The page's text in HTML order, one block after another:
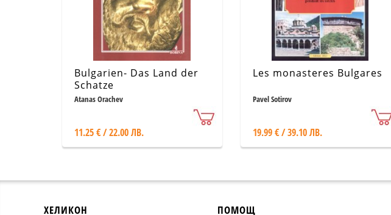
Bulgarien- Das Land der
Schatze
Atanas Orachev
11.25 € / 22.00 ЛВ.
Les monasteres Bulgares
Pavel Sotirov
19.99 € / 39.10 ЛВ.
ХЕЛИКОН ПОМОЩ